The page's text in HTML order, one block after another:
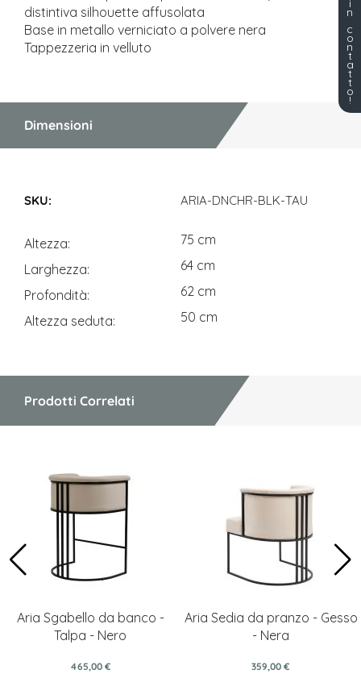
distintiva silhouette affusolata
Base in metallo verniciato a polvere nera
Tappezzeria in velluto
Dimensioni
ARIA-DNCHR-BLK-TAU
Altezza
75 cm
Larghezza
64 cm
Profondità
62 cm
Altezza seduta
50 cm
Prodotti Correlati
Aria Sgabello da banco -
Talpa - Nero
465,00 €
Aria Sedia da pranzo - Gesso
- Nera
359,00 €
i
n
c
o
n
t
a
t
t
o
!